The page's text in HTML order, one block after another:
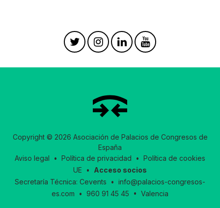
Copyright © 2026 Asociación de Palacios de Congresos de
España
Aviso legal • Política de privacidad • Política de cookies
UE • Acceso socios
Secretaría Técnica: Cevents • info@palacios-congresos-
es.com • 960 91 45 45 • Valencia